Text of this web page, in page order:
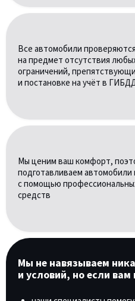
Все автомобили проверяются
на предмет отсутствия
ограничений,
и постановке на учёт в
Мы ценим ваш комфорт,
подготавливаем
с помощью
средств
Мы не навязываем
и условий, но если вам